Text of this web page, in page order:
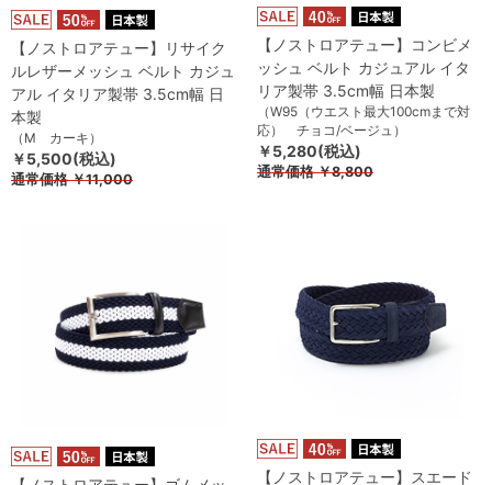
【ノストロアテュー】リサイク
ルレザーメッシュ ベルト カジュ
アル イタリア製帯 3.5cm幅 日
本製
（M カーキ）
￥5,500(税込)
通常価格￥11,000
【ノストロアテュー】コンビメ
ッシュ ベルト カジュアル イタ
リア製帯 3.5cm幅 日本製
（W95（ウエスト最大100cmまで対
応） チョコ/ベージュ）
￥5,280(税込)
通常価格￥8,800
【ノストロアテュー】スエード